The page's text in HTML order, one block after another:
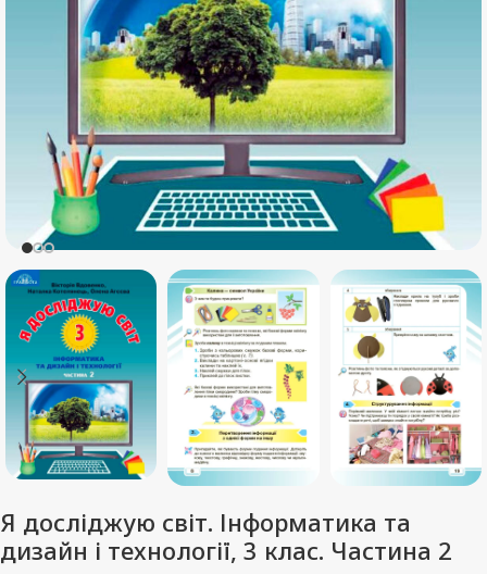
Я досліджую світ. Інформатика та
дизайн і технології, 3 клас. Частина 2